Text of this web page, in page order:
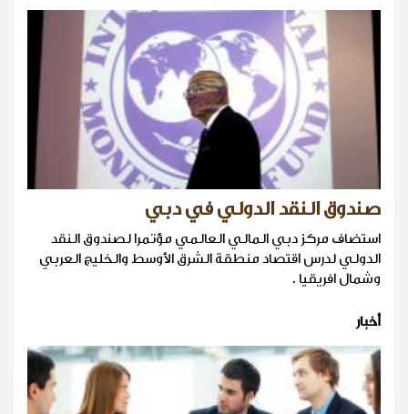
صندوق النقد الدولي في دبي
استضاف مركز دبي المالي العالمي مؤتمرا لصندوق النقد
الدولي لدرس اقتصاد منطقة الشرق الأوسط والخليج العربي
وشمال افريقيا .
أخبار